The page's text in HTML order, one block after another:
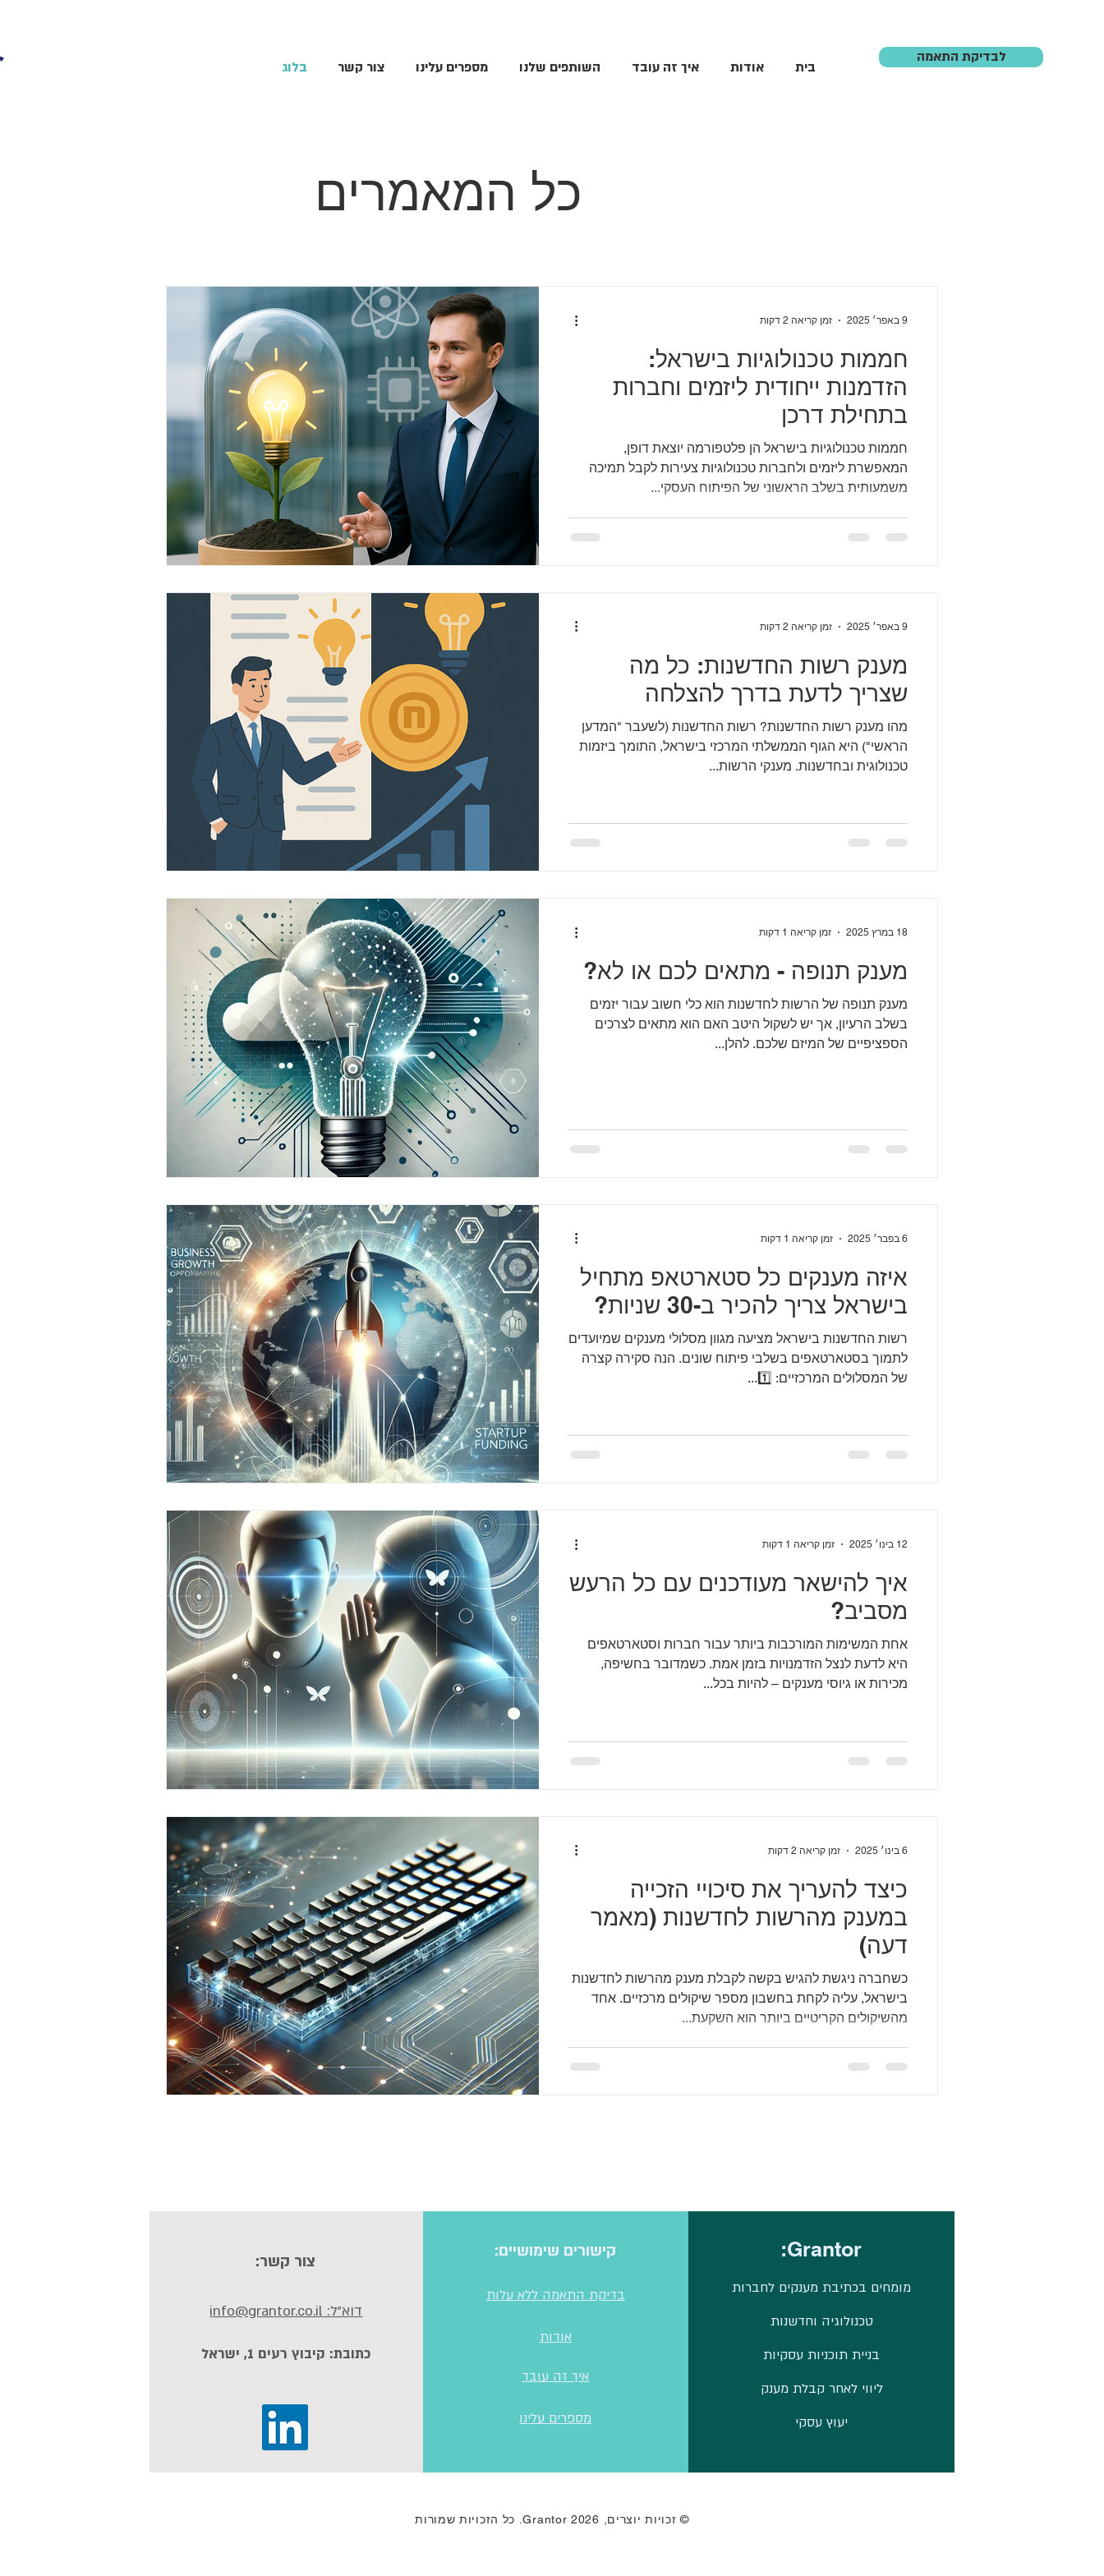
בית אודות איך זה עובד השותפים שלנו מספרים עלינו צור קשר בלוג
לבדיקת התאמה
כל המאמרים
חממות טכנולוגיות בישראל:
הזדמנות ייחודית ליזמים וחברות
בתחילת דרכן
חממות טכנולוגיות בישראל הן פלטפורמה יוצאת דופן,
המאפשרת ליזמים ולחברות טכנולוגיות צעירות לקבל תמיכה
משמעותית בשלב הראשוני של הפיתוח העסקי...
9 באפר׳ 2025 זמן קריאה 2 דקות
מענק רשות החדשנות: כל מה
שצריך לדעת בדרך להצלחה
מהו מענק רשות החדשנות? רשות החדשנות (לשעבר "המדען
הראשי") היא הגוף הממשלתי המרכזי בישראל, התומך ביזמות
טכנולוגית ובחדשנות. מענקי הרשות...
9 באפר׳ 2025 זמן קריאה 2 דקות
מענק תנופה - מתאים לכם או לא?
מענק תנופה של הרשות לחדשנות הוא כלי חשוב עבור יזמים
בשלב הרעיון, אך יש לשקול היטב האם הוא מתאים לצרכים
הספציפיים של המיזם שלכם. להלן...
18 במרץ 2025 זמן קריאה 1 דקות
איזה מענקים כל סטארטאפ מתחיל
בישראל צריך להכיר ב-30 שניות?
רשות החדשנות בישראל מציעה מגוון מסלולי מענקים שמיועדים
לתמוך בסטארטאפים בשלבי פיתוח שונים. הנה סקירה קצרה
של המסלולים המרכזיים: 1️⃣...
6 בפבר׳ 2025 זמן קריאה 1 דקות
איך להישאר מעודכנים עם כל הרעש
מסביב?
אחת המשימות המורכבות ביותר עבור חברות וסטארטאפים
היא לדעת לנצל הזדמנויות בזמן אמת. כשמדובר בחשיפה,
מכירות או גיוסי מענקים – להיות בכל...
12 בינו׳ 2025 זמן קריאה 1 דקות
כיצד להעריך את סיכויי הזכייה
במענק מהרשות לחדשנות (מאמר
דעה)
כשחברה ניגשת להגיש בקשה לקבלת מענק מהרשות לחדשנות
בישראל, עליה לקחת בחשבון מספר שיקולים מרכזיים. אחד
מהשיקולים הקריטיים ביותר הוא השקעת...
6 בינו׳ 2025 זמן קריאה 2 דקות
צור קשר:
דוא"ל: info@grantor.co.il
כתובת: קיבוץ רעים 1, ישראל
קישורים שימושיים:
בדיקת התאמה ללא עלות
אודות
איך זה עובד
מספרים עלינו
Grantor:
מומחים בכתיבת מענקים לחברות
טכנולוגיה וחדשנות
בניית תוכניות עסקיות
ליווי לאחר קבלת מענק
יעוץ עסקי
© זכויות יוצרים, 2026 Grantor. כל הזכויות שמורות